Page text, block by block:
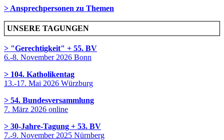
> Ansprechpersonen zu Themen
UNSERE TAGUNGEN
> "Gerechtigkeit" + 55. BV
6.-8. November 2026 Bonn
> 104. Katholikentag
13.-17. Mai 2026 Würzburg
> 54. Bundesversammlung
7. März 2026 online
> 30-Jahre-Tagung + 53. BV
7.-9. November 2025 Nürnberg